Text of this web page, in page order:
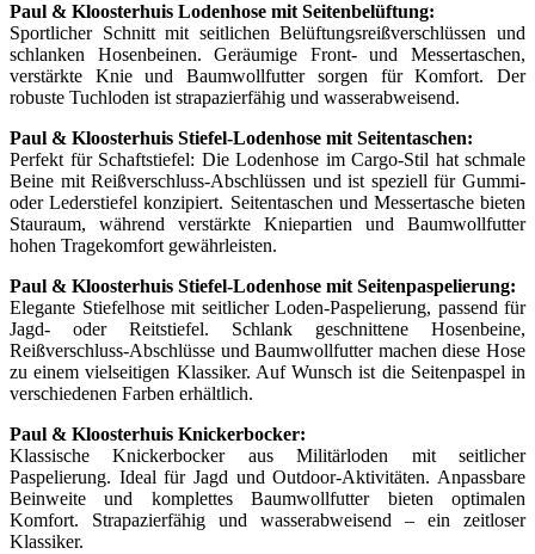
Paul & Kloosterhuis Lodenhose mit Seitenbelüftung:
Sportlicher Schnitt mit seitlichen Belüftungsreißverschlüssen und
schlanken Hosenbeinen. Geräumige Front- und Messertaschen,
verstärkte Knie und Baumwollfutter sorgen für Komfort. Der
robuste Tuchloden ist strapazierfähig und wasserabweisend.
Paul & Kloosterhuis Stiefel-Lodenhose mit Seitentaschen:
Perfekt für Schaftstiefel: Die Lodenhose im Cargo-Stil hat schmale
Beine mit Reißverschluss-Abschlüssen und ist speziell für Gummi-
oder Lederstiefel konzipiert. Seitentaschen und Messertasche bieten
Stauraum, während verstärkte Kniepartien und Baumwollfutter
hohen Tragekomfort gewährleisten.
Paul & Kloosterhuis Stiefel-Lodenhose mit Seitenpaspelierung:
Elegante Stiefelhose mit seitlicher Loden-Paspelierung, passend für
Jagd- oder Reitstiefel. Schlank geschnittene Hosenbeine,
Reißverschluss-Abschlüsse und Baumwollfutter machen diese Hose
zu einem vielseitigen Klassiker. Auf Wunsch ist die Seitenpaspel in
verschiedenen Farben erhältlich.
Paul & Kloosterhuis Knickerbocker:
Klassische Knickerbocker aus Militärloden mit seitlicher
Paspelierung. Ideal für Jagd und Outdoor-Aktivitäten. Anpassbare
Beinweite und komplettes Baumwollfutter bieten optimalen
Komfort. Strapazierfähig und wasserabweisend – ein zeitloser
Klassiker.